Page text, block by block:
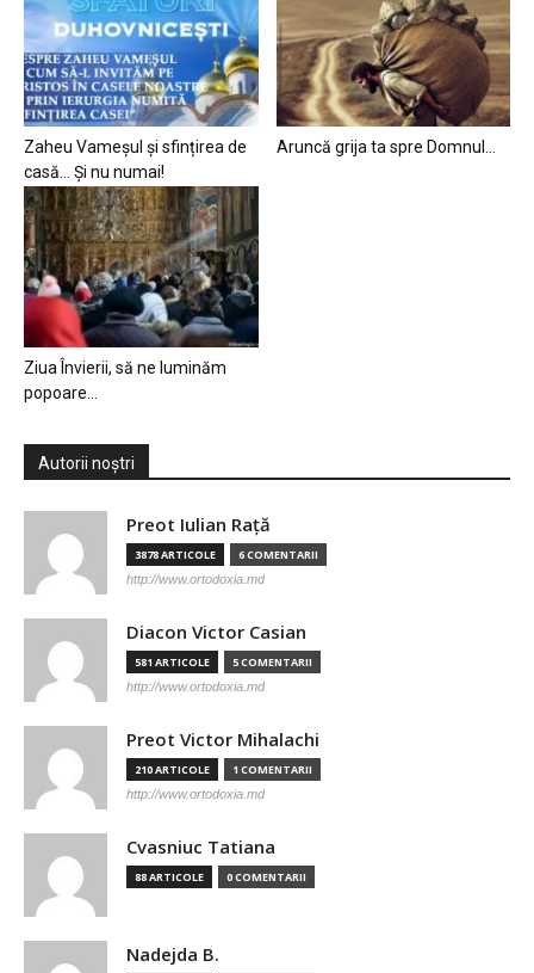
Zaheu Vameșul și sfințirea de
casă… Și nu numai!
Aruncă grija ta spre Domnul…
Ziua Învierii, să ne luminăm
popoare…
Autorii noștri
Preot Iulian Raţă
3878 ARTICOLE 6 COMENTARII
http://www.ortodoxia.md
Diacon Victor Casian
581 ARTICOLE 5 COMENTARII
http://www.ortodoxia.md
Preot Victor Mihalachi
210 ARTICOLE 1 COMENTARII
http://www.ortodoxia.md
Cvasniuc Tatiana
88 ARTICOLE 0 COMENTARII
Nadejda B.